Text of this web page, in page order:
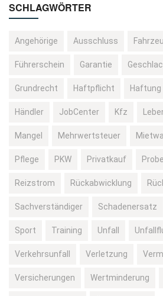
SCHLAGWÖRTER
Angehörige Ausschluss
Führerschein Garantie
Grundrecht Haftpflicht Haftung
Händler JobCenter Kfz
Mangel Mehrwertsteuer
Pflege PKW Privatkauf Probe
Reizstrom Rückabwicklung
Sachverständiger Schadenersatz
Sport Training Unfall
Verkehrsunfall Verletzung
Versicherungen Wertminderung